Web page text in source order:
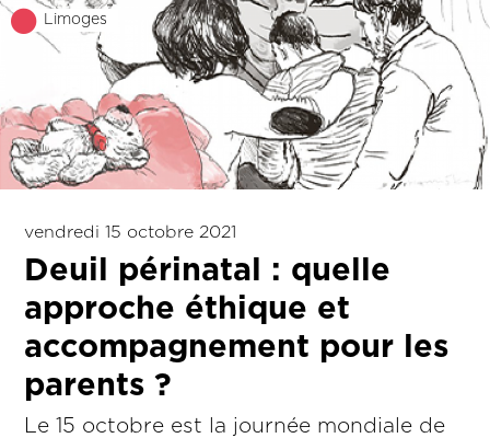
Limoges
vendredi 15 octobre 2021
Deuil périnatal : quelle
approche éthique et
accompagnement pour les
parents ?
Le 15 octobre est la journée mondiale de